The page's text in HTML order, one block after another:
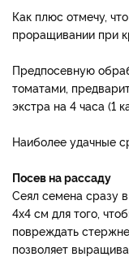
Как плюс отмечу,
проращивании при
Предпосевную
томатами,
экстра на 4 часа (1
Наиболее удачные
Посев на рассаду
Сеял семена сразу
4х4 см для того,
повреждать
позволяет